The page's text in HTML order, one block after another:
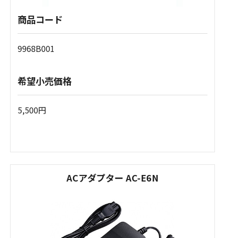
商品コード
9968B001
希望小売価格
5,500円
ACアダプター AC-E6N